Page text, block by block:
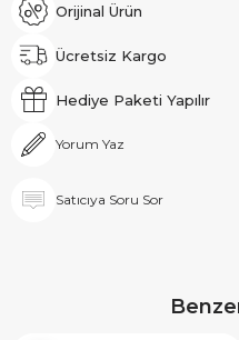
Orijinal Ürün
Ücretsiz Kargo
Hediye Paketi Yapılır
Yorum Yaz
Satıcıya Soru Sor